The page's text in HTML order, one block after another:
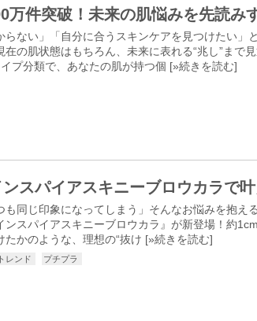
万件突破！未来の肌悩みを先読み
らない」「自分に合うスキンケアを見つけたい
の肌状態はもちろん、未来に表れる“兆し”まで
プ分類で、あなたの肌が持つ個 [»続きを読む]
スパイアスキニーブロウカラで
も同じ印象になってしまう」そんなお悩みを抱
ンスパイアスキニーブロウカラ』が新登場！約
たかのような、理想の“抜け [»続きを読む]
トレンド プチプラ